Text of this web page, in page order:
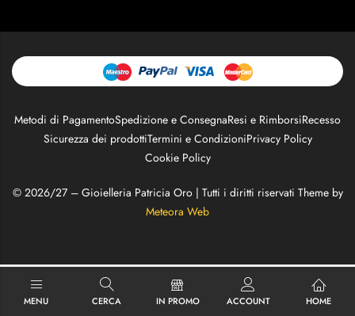
Metodi di PagamentoSpedizione e ConsegnaResi e RimborsiRecesso
Sicurezza dei prodottiTermini e CondizioniPrivacy Policy
Cookie Policy
© 2026/27 – Gioielleria Patricia Oro | Tutti i diritti riservati Theme by
Meteora Web
MENU CERCA IN PROMO ACCOUNT HOME